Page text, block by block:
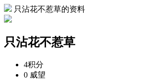
只沾花不惹草的资料
只沾花不惹草
4积分
0 威望